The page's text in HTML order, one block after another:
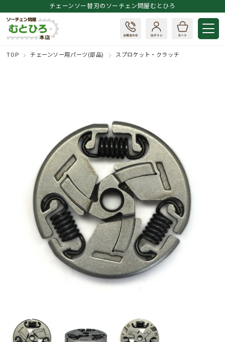
チェーンソー替刃のソーチェン問屋むとひろ
TOP チェーンソー用パーツ(部品) スプロケット・クラッチ